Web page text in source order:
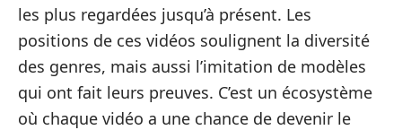
les plus regardées jusqu’à présent. Les
positions de ces vidéos soulignent la diversité
des genres, mais aussi l’imitation de modèles
qui ont fait leurs preuves. C’est un écosystème
où chaque vidéo a une chance de devenir le